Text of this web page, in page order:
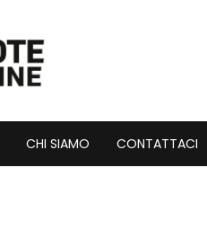
CHI SIAMO CONTATTACI